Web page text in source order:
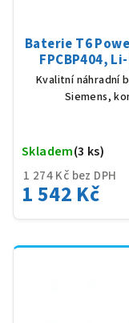
Baterie T6
FPCBP404,
Kvalitní náhradní
Siemens,
1 274 Kč bez DPH
1 542 Kč
Skladem(3 ks)